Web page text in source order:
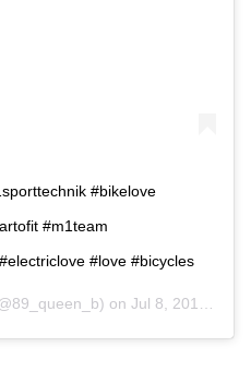
#bikelove
#m1team
#love #bicycles
on Jul 8, 2018 at 11:08am PDT